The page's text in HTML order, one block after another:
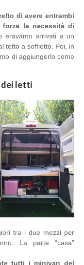
di avere entrambi
la necessità di
eravamo arrivati a un
tetto a soffietto. Poi, in
di aggiungerlo come
dei letti
tra i due mezzi per
La parte “casa”
tutti i minivan del